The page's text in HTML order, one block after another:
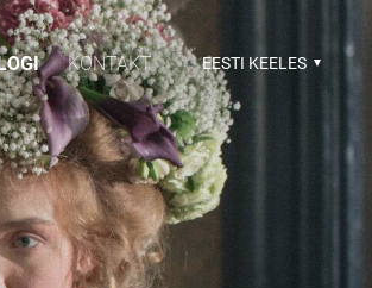
KONTAKT EESTI KEELES